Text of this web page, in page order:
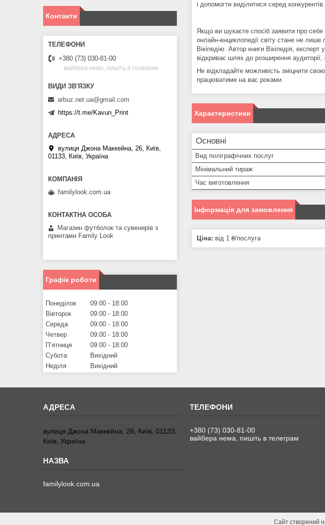
і допомогти виділитися серед конкурентів.
Якщо ви шукаєте спосіб заявити про себе
онлайн-енциклопедії світу стане не
Вікіпедію. Автор книги Вікіпедія,
відкриває шлях до розширення аудиторії,
Не відкладайте можливість зміцнити
працюватиме на вас роками.
Характеристики
Основні
Вид поліграфічних послуг
Мінімальний тираж
Час виготовлення
Інформація для замовлення
Ціна: від 1 ₴/послуга
Контакти
+380 (73) 030-81-00
вайбера нема, пишіть в телеграм
arbuz.net.ua@gmail.com
https://t.me/Kavun_Print
вулиця Джона Маккейна, 26, Київ,
01133, Київ, Україна
familylook.com.ua
Магазин футболок та сувенирів з
принтами Family Look
Графік роботи
Понеділок 09:00
18:00
Вівторок
09:00
18:00
Середа
09:00
18:00
Четвер
09:00
18:00
Пʼятниця
09:00
18:00
Субота
Вихідний
Неділя
Вихідний
вулиця Джона Маккейна, 26, Київ, 01133,
Київ, Україна
familylook.com.ua
+380 (73) 030-81-00
вайбера нема, пишіть в телеграм
Сайт створений